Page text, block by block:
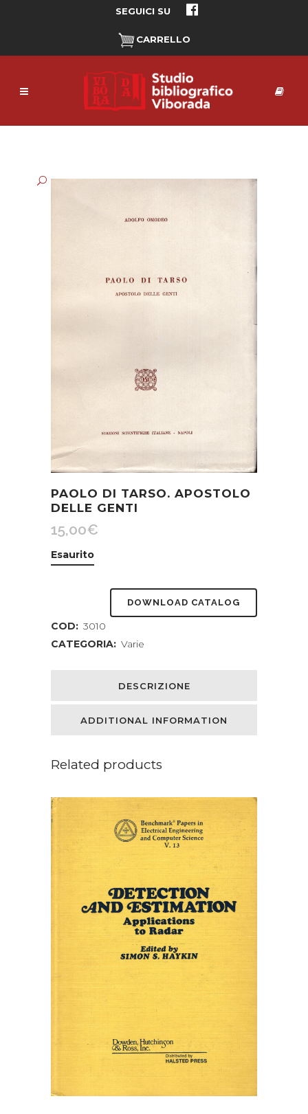
SEGUICI SU
CARRELLO
PAOLO DI TARSO. APOSTOLO
DELLE GENTI
15,00€
Esaurito
DOWNLOAD CATALOG
COD: 3010
CATEGORIA: Varie
DESCRIZIONE
ADDITIONAL INFORMATION
Related products